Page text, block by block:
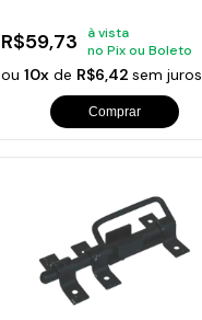
R$59,73
à vista
no Pix ou Boleto
ou10x de R$6,42sem juros
Comprar